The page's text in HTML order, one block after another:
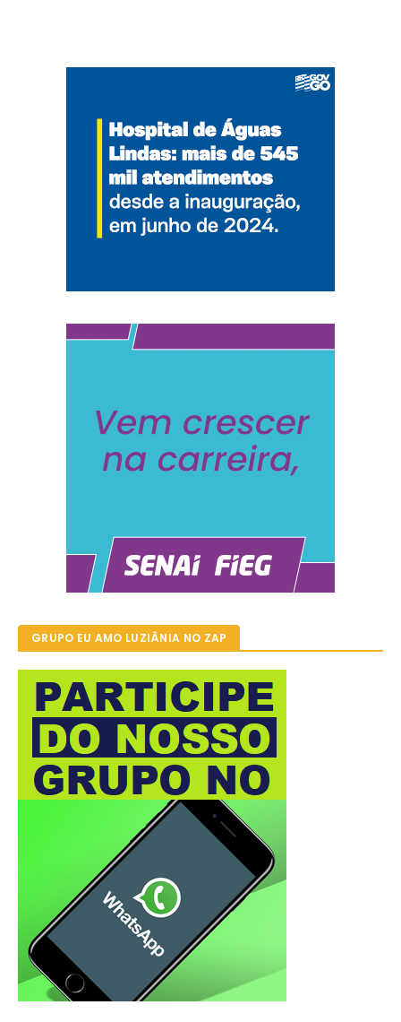
GRUPO EU AMO LUZIÂNIA NO ZAP